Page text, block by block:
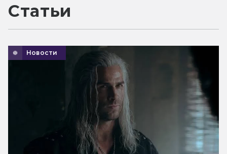
Статьи
Новости